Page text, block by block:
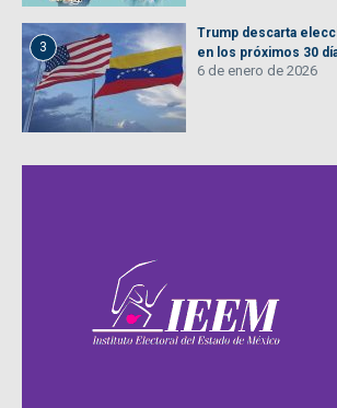
3
Trump descarta
en los próximos 30
6 de enero de 2026